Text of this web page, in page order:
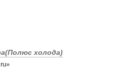
холода)